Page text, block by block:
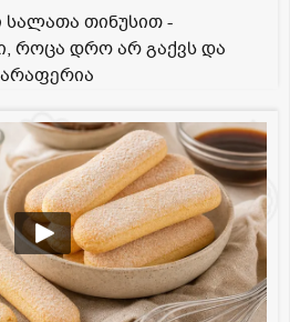
სალათა თინუსით -
როცა დრო არ გაქვს და